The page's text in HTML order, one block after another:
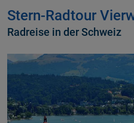
Stern-Radtour
Radreise in der Schweiz